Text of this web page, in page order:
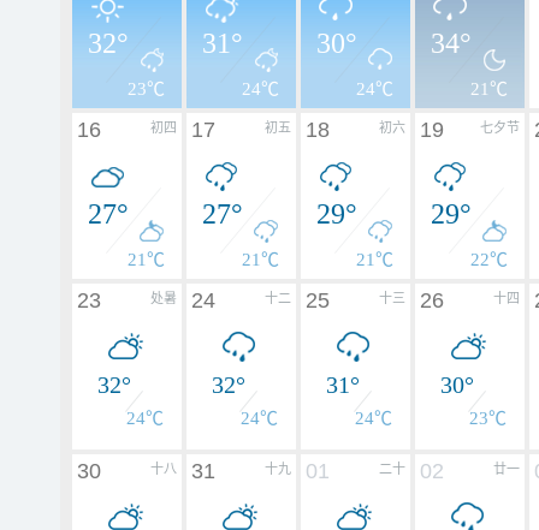
32°
23℃
31°
24℃
30°
24℃
34°
21℃
初四
16
27°
21℃
初五
17
27°
21℃
初六
18
29°
21℃
七夕节
19
29°
22℃
处暑
23
32°
24℃
十二
24
32°
24℃
十三
25
31°
24℃
十四
26
30°
23℃
十八
30 十九
31 二十
01 廿一
02